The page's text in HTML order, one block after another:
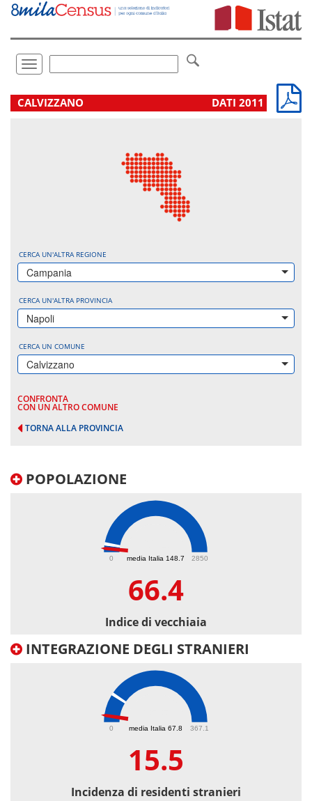
Vai
direttamente
Toggle
navigation
.
CALVIZZANO DATI 2011
CERCA UN'ALTRA REGIONE
Campania
CERCA UN'ALTRA PROVINCIA
Napoli
CERCA UN COMUNE
Calvizzano
CONFRONTA
CON UN ALTRO COMUNE
TORNA ALLA PROVINCIA
POPOLAZIONE
media Italia 148.7
0 2850
66.4
Indice di vecchiaia
INTEGRAZIONE DEGLI STRANIERI
media Italia 67.8
0 367.1
15.5
Incidenza di residenti stranieri